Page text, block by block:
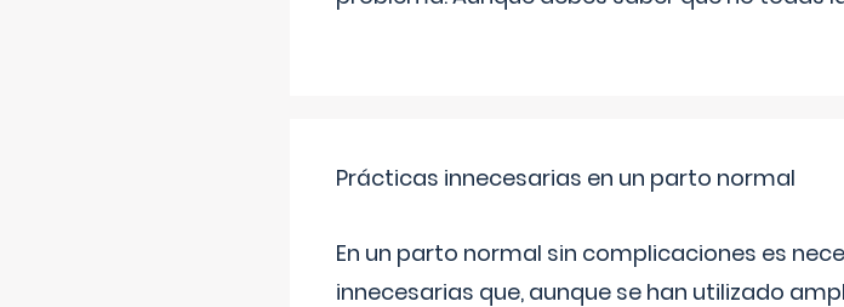
Prácticas innecesarias en un parto normal
En un parto normal sin complicaciones es
innecesarias que, aunque se han utilizado